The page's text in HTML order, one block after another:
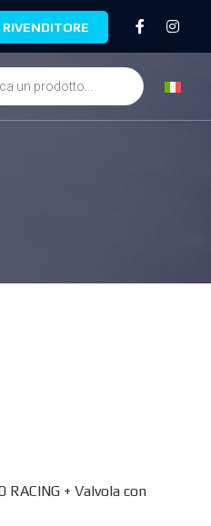
+ Valvola con